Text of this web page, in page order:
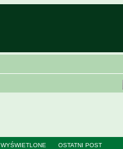
WYŚWIETLONE OSTATNI POST